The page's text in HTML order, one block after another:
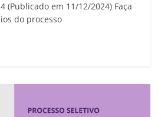
(Publicado em 11/12/2024) Faça
do processo